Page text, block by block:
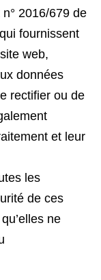
2016/679 de
fournissent
web,
données
rectifier ou de
et leur
les
de ces
ne